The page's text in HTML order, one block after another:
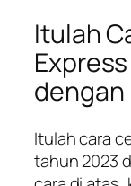
Itulah
dengan
Itulah cara
tahun 2023